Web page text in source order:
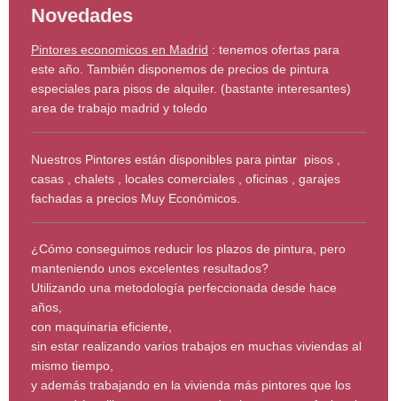
Novedades
Pintores economicos en Madrid : tenemos ofertas para
este año. También disponemos de precios de pintura
especiales para pisos de alquiler. (bastante interesantes)
area de trabajo madrid y toledo
Nuestros Pintores están disponibles para pintar pisos ,
casas , chalets , locales comerciales , oficinas , garajes
fachadas a precios Muy Económicos.
¿Cómo conseguimos reducir los plazos de pintura, pero
manteniendo unos excelentes resultados?
Utilizando una metodología perfeccionada desde hace
años,
con maquinaria eficiente,
sin estar realizando varios trabajos en muchas viviendas al
mismo tiempo,
y además trabajando en la vivienda más pintores que los